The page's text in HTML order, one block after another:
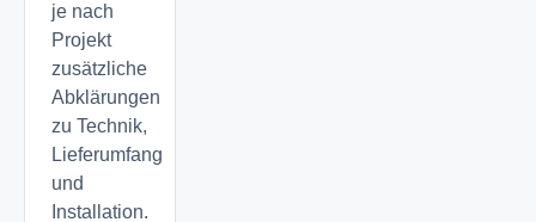
je nach
Projekt
zusätzliche
Abklärungen
zu Technik,
Lieferumfang
und
Installation.